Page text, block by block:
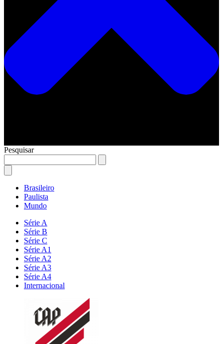
Pesquisar
Brasileiro
Paulista
Mundo
Série A
Série B
Série C
Série A1
Série A2
Série A3
Série A4
Internacional